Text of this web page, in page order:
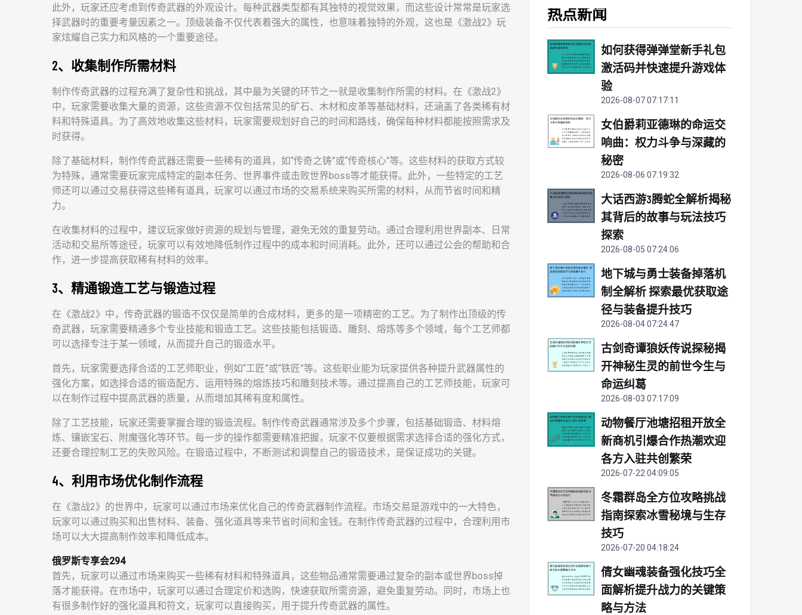
此外，玩家还应考虑到传奇武器的外观设计。每种武器类型都有其独特的视觉效果，而这些设计常常是玩家选
择武器时的重要考量因素之一。顶级装备不仅代表着强大的属性，也意味着独特的外观，这也是《激战2》玩
家炫耀自己实力和风格的一个重要途径。
2、收集制作所需材料
制作传奇武器的过程充满了复杂性和挑战，其中最为关键的环节之一就是收集制作所需的材料。在《激战2》
中，玩家需要收集大量的资源，这些资源不仅包括常见的矿石、木材和皮革等基础材料，还涵盖了各类稀有材
料和特殊道具。为了高效地收集这些材料，玩家需要规划好自己的时间和路线，确保每种材料都能按照需求及
时获得。
除了基础材料，制作传奇武器还需要一些稀有的道具，如“传奇之铸”或“传奇核心”等。这些材料的获取方式较
为特殊，通常需要玩家完成特定的副本任务、世界事件或击败世界boss等才能获得。此外，一些特定的工艺
师还可以通过交易获得这些稀有道具，玩家可以通过市场的交易系统来购买所需的材料，从而节省时间和精
力。
在收集材料的过程中，建议玩家做好资源的规划与管理，避免无效的重复劳动。通过合理利用世界副本、日常
活动和交易所等途径，玩家可以有效地降低制作过程中的成本和时间消耗。此外，还可以通过公会的帮助和合
作，进一步提高获取稀有材料的效率。
3、精通锻造工艺与锻造过程
在《激战2》中，传奇武器的锻造不仅仅是简单的合成材料，更多的是一项精密的工艺。为了制作出顶级的传
奇武器，玩家需要精通多个专业技能和锻造工艺。这些技能包括锻造、雕刻、熔炼等多个领域，每个工艺师都
可以选择专注于某一领域，从而提升自己的锻造水平。
首先，玩家需要选择合适的工艺师职业，例如“工匠”或“铁匠”等。这些职业能为玩家提供各种提升武器属性的
强化方案，如选择合适的锻造配方、运用特殊的熔炼技巧和雕刻技术等。通过提高自己的工艺师技能，玩家可
以在制作过程中提高武器的质量，从而增加其稀有度和属性。
除了工艺技能，玩家还需要掌握合理的锻造流程。制作传奇武器通常涉及多个步骤，包括基础锻造、材料熔
炼、镶嵌宝石、附魔强化等环节。每一步的操作都需要精准把握，玩家不仅要根据需求选择合适的强化方式，
还要合理控制工艺的失败风险。在锻造过程中，不断测试和调整自己的锻造技术，是保证成功的关键。
4、利用市场优化制作流程
在《激战2》的世界中，玩家可以通过市场来优化自己的传奇武器制作流程。市场交易是游戏中的一大特色，
玩家可以通过购买和出售材料、装备、强化道具等来节省时间和金钱。在制作传奇武器的过程中，合理利用市
场可以大大提高制作效率和降低成本。
俄罗斯专享会294
首先，玩家可以通过市场来购买一些稀有材料和特殊道具，这些物品通常需要通过复杂的副本或世界boss掉
落才能获得。在市场中，玩家可以通过合理定价和选购，快速获取所需资源，避免重复劳动。同时，市场上也
有很多制作好的强化道具和符文，玩家可以直接购买，用于提升传奇武器的属性。
热点新闻
如何获得弹弹堂新手礼包
激活码并快速提升游戏体
验
2026-08-07 07:17:11
女伯爵莉亚德琳的命运交
响曲：权力斗争与深藏的
秘密
2026-08-06 07:19:32
大话西游3腾蛇全解析揭秘
其背后的故事与玩法技巧
探索
2026-08-05 07:24:06
地下城与勇士装备掉落机
制全解析 探索最优获取途
径与装备提升技巧
2026-08-04 07:24:47
古剑奇谭狼妖传说探秘揭
开神秘生灵的前世今生与
命运纠葛
2026-08-03 07:17:09
动物餐厅池塘招租开放全
新商机引爆合作热潮欢迎
各方入驻共创繁荣
2026-07-22 04:09:05
冬霜群岛全方位攻略挑战
指南探索冰雪秘境与生存
技巧
2026-07-20 04:18:24
倩女幽魂装备强化技巧全
面解析提升战力的关键策
略与方法